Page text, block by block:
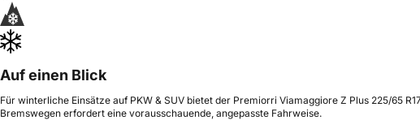
Auf einen Blick
Für winterliche Einsätze auf PKW & SUV bietet der Premiorri Viamaggiore Z Plus 225/65
Bremswegen erfordert eine vorausschauende, angepasste Fahrweise.